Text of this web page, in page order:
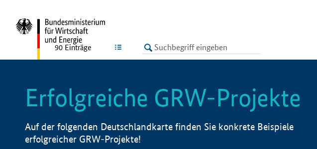
LISTE
90 Einträge
Erfolgreiche GRW-Projekte
Auf der folgenden Deutschlandkarte finden Sie konkrete Beispiele
erfolgreicher GRW-Projekte!